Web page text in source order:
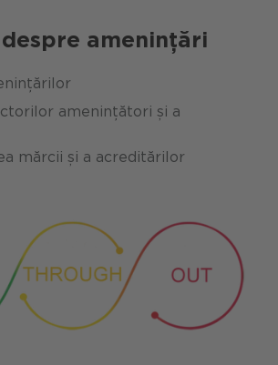
amenințări
amenințători și a
mărcii și a acreditărilor